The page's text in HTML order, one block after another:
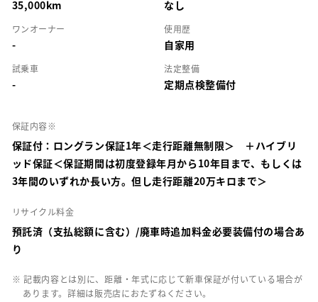
35,000km なし
ワンオーナー
-
使用歴
自家用
試乗車
-
法定整備
定期点検整備付
保証内容※
保証付：ロングラン保証1年＜走行距離無制限＞ ＋ハイブリ
ッド保証＜保証期間は初度登録年月から10年目まで、もしくは
3年間のいずれか長い方。但し走行距離20万キロまで＞
リサイクル料金
預託済（支払総額に含む）/廃車時追加料金必要装備付の場合あ
り
※ 記載内容とは別に、距離・年式に応じて新車保証が付いている場合が
あります。詳細は販売店におたずねください。